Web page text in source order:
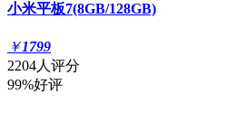
小米平板7(8GB/128GB)
￥1799
2204人评分
99%好评